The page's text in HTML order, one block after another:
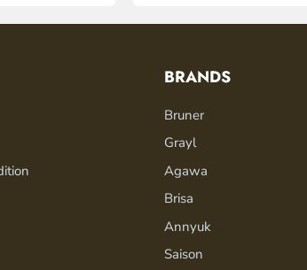
BRANDS
Bruner
Grayl
Agawa
Brisa
Annyuk
Saison